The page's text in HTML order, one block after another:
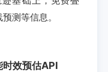
测等信息。
效预估API